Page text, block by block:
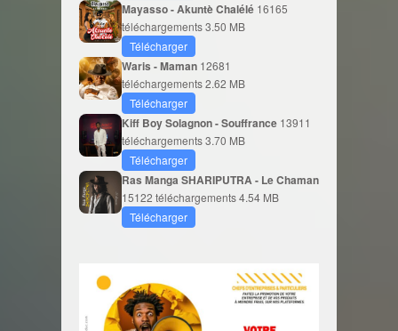
Mayasso - Akuntè Chalélé 16165
téléchargements3.50 MB
Télécharger
Waris - Maman 12681
téléchargements2.62 MB
Télécharger
Kiff Boy Solagnon - Souffrance 13911
téléchargements3.70 MB
Télécharger
Ras Manga SHARIPUTRA - Le Chaman
15122 téléchargements4.54 MB
Télécharger